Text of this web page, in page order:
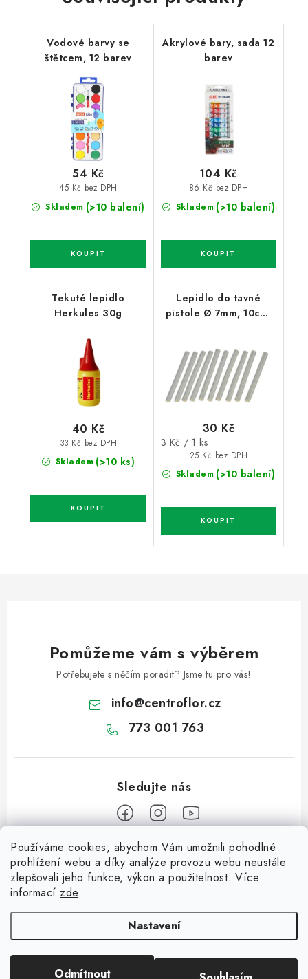
Používáme cookies, abychom Vám umožnili pohodlné
prohlížení webu a díky analýze provozu webu neustále
zlepšovali jeho funkce, výkon a použitelnost. Více
informací zde.
Nastavení
Odmítnout
Vodové barvy se
štětcem, 12 barev
Skladem (>10 balení)
45 Kč bez DPH
54 Kč
Akrylové bary, sada 12
barev
Skladem (>10 balení)
86 Kč bez DPH
104 Kč
Tekuté lepidlo
Herkules 30g
Skladem (>10 ks)
33 Kč bez DPH
40 Kč
Lepidlo do tavné
pistole Ø 7mm, 10cm,
Skladem (>10 balení)
25 Kč bez DPH
30 Kč
Měrná
3 Kč / 1 ks
Pomůžeme vám s výběrem
Potřebujete s něčím poradit? Jsme tu pro vás!
info@centroflor.cz
773 001 763
Informace pro vás
Dopravné
Kontaktujte nás
Tipy na tvoření
Jutový Mikuláš, anděl a čert - perfektní zábava pro děti